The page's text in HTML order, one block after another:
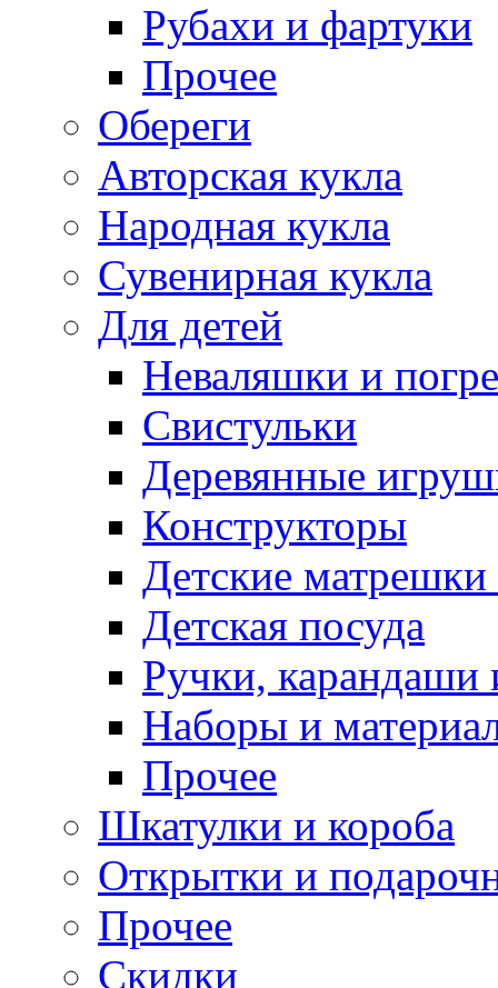
Рубахи и фартуки
Прочее
Обереги
Авторская кукла
Народная кукла
Сувенирная кукла
Для детей
Неваляшки и
Свистульки
Деревянные
Конструкторы
Детские
Детская посуда
Ручки,
Наборы и
Прочее
Шкатулки и короба
Открытки и
Прочее
Скидки